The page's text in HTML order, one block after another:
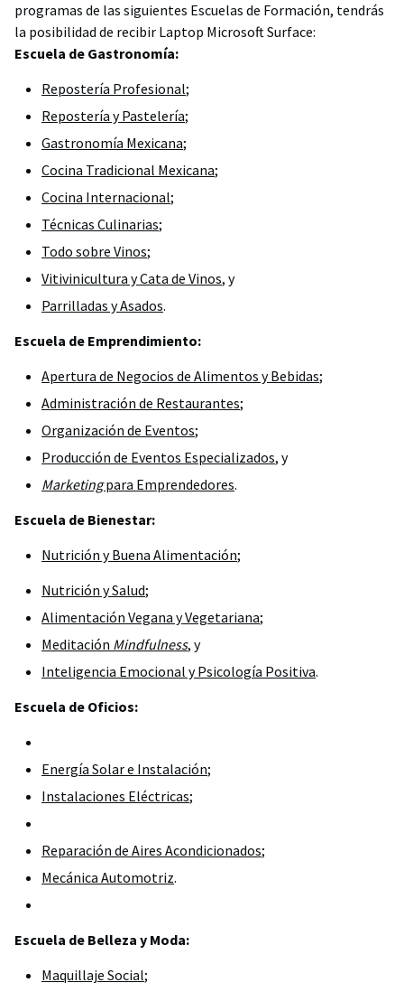
programas de las siguientes Escuelas de Formación, tendrás
la posibilidad de recibir Laptop Microsoft Surface:
Escuela de Gastronomía:
Repostería Profesional;
Repostería y Pastelería;
Gastronomía Mexicana;
Cocina Tradicional Mexicana;
Cocina Internacional;
Técnicas Culinarias;
Todo sobre Vinos;
Vitivinicultura y Cata de Vinos, y
Parrilladas y Asados.
Escuela de Emprendimiento:
Apertura de Negocios de Alimentos y Bebidas;
Administración de Restaurantes;
Organización de Eventos;
Producción de Eventos Especializados, y
Marketingpara Emprendedores.
Escuela de Bienestar:
Nutrición y Buena Alimentación;
Nutrición y Salud;
Alimentación Vegana y Vegetariana;
Meditación Mindfulness, y
Inteligencia Emocional y Psicología Positiva.
Escuela de Oficios:
Energía Solar e Instalación;
Instalaciones Eléctricas;
Reparación de Aires Acondicionados;
Mecánica Automotriz.
Escuela de Belleza y Moda:
Maquillaje Social;